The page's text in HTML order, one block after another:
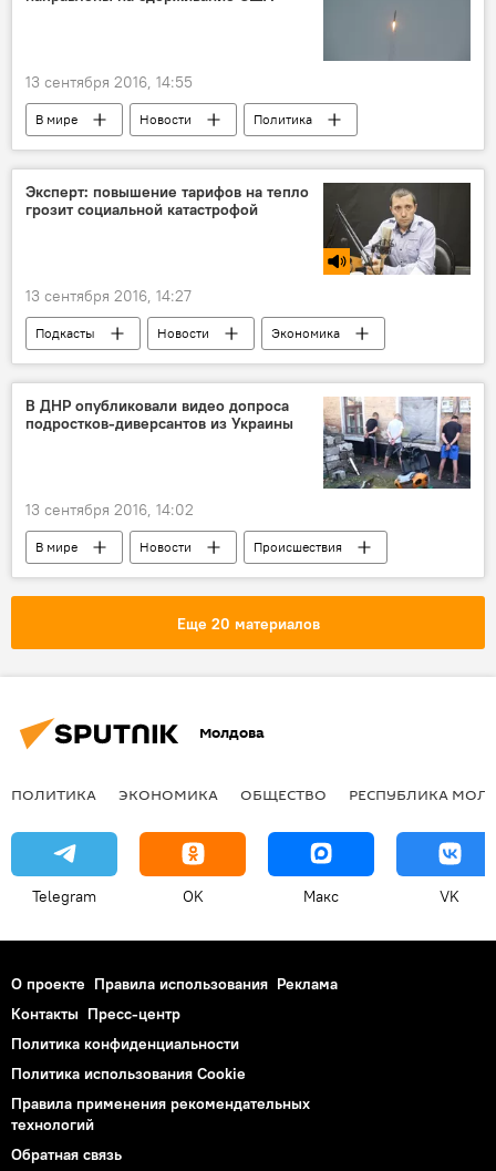
13 сентября 2016, 14:55
В мире Новости
Политика
США
Япония
КНДР
Пхеньян
взрыв
бомба
испытания
ядерный удар
Эксперт: повышение тарифов на тепло
грозит социальной катастрофой
13 сентября 2016, 14:27
Подкасты Новости
Экономика
В Молдове
Республика Молдова
Сергей Унгуряну
Termoelectrica
тарифы повышение
В ДНР опубликовали видео допроса
подростков-диверсантов из Украины
13 сентября 2016, 14:02
В мире Новости
Происшествия
Украина
ДНР
допрос
Еще 20 материалов
Молдова
ПОЛИТИКА ЭКОНОМИКА ОБЩЕСТВО РЕСПУБЛИКА
Telegram OK Макс VK
О проекте Правила использования Реклама
Контакты Пресс-центр
Политика конфиденциальности
Политика использования Cookie
Правила применения рекомендательных
технологий
Обратная связь